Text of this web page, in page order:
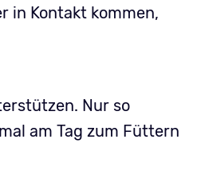
in Kontakt kommen,
Nur so
am Tag zum Füttern